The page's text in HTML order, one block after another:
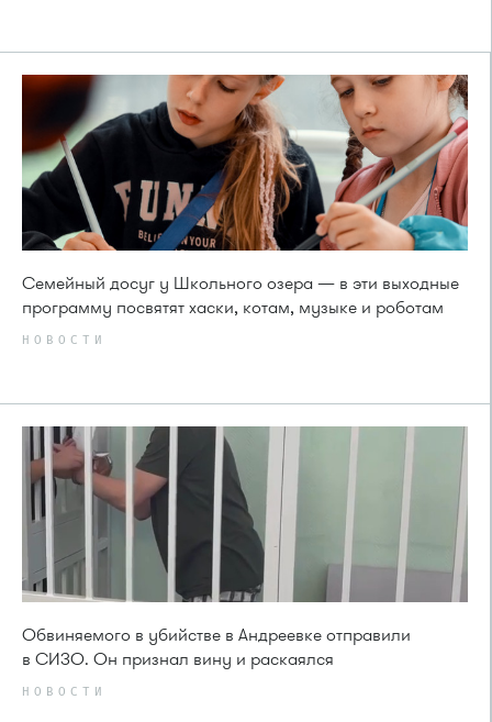
Семейный досуг у Школьного озера — в эти выходные
программу посвятят хаски, котам, музыке и роботам
НОВОСТИ
Обвиняемого в убийстве в Андреевке отправили
в СИЗО. Он признал вину и раскаялся
НОВОСТИ